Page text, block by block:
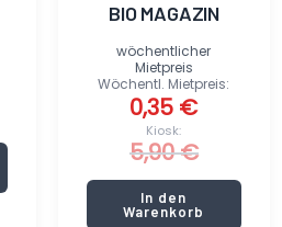
BIO MAGAZIN
Kiosk:
5,90€
Wöchentl. Mietpreis:
0,35 €
wöchentlicher
Mietpreis
In den
Warenkorb